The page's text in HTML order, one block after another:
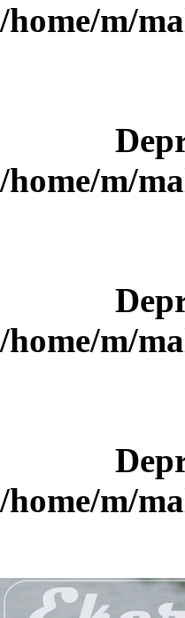
/home/m/
/home/m/
/home/m/
/home/m/